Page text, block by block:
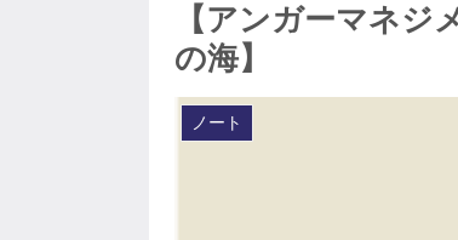
【アンガーマネジ
の海】
ノート